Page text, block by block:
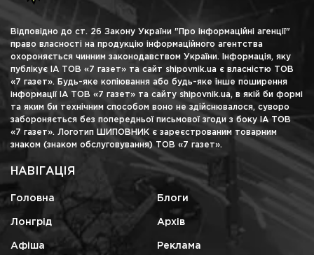
Відповідно до ст. 26 Закону України "Про інформаційні агенції"
право власності на продукцію інформаційного агентства
охороняється чинним законодавством України. Інформація, яку
публікує ІА ТОВ «7 газет» та сайт shipovnik.ua є власністю ТОВ
«7 газет». Будь-яке копіювання або будь-яке інше поширення
інформації ІА ТОВ «7 газет» та сайту shipovnik.ua, в якій би формі
та яким би технічним способом воно не здійснювалося, суворо
забороняється без попередньої письмової згоди з боку ІА ТОВ
«7 газет». Логотип ШИПОВНИК є зареєстрованим товарним
знаком (знаком обслуговування) ТОВ «7 газет».
НАВІГАЦІЯ
Головна Блоги
Лонгрід Архів
Афіша Реклама